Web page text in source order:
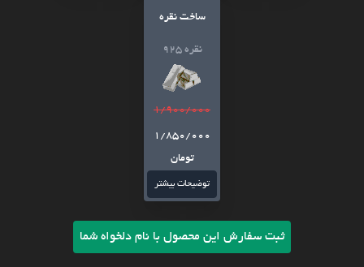
ساخت نقره
نقره 925
1/900/000
1/850/000
تومان
توضیحات بیشتر
ثبت سفارش این محصول با نام دلخواه شما